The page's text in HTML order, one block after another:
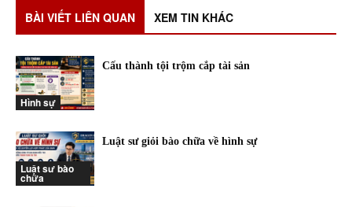
BÀI VIẾT LIÊN QUAN XEM TIN KHÁC
Hình sự
Cấu thành tội trộm cắp tài sản
Luật sư bào
chữa
Luật sư giỏi bào chữa về hình sự